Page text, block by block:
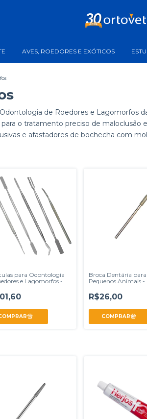
AVES, ROEDORES E EXÓTICOS
de Roedores e Lagomorfos
o tratamento preciso de
e afastadores de bochecha com
para Odontologia
e Lagomorfos -
Broca Dentária para
Pequenos Animais -
R$26,00